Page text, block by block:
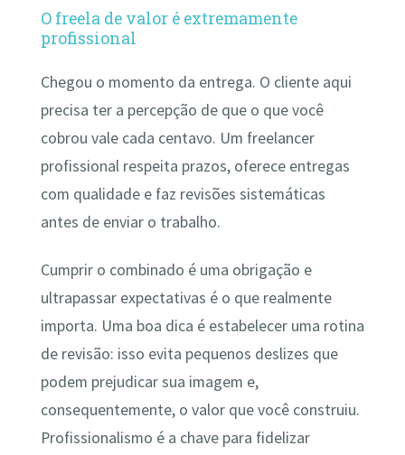
O freela de valor é extremamente
profissional
Chegou o momento da entrega. O cliente aqui
precisa ter a percepção de que o que você
cobrou vale cada centavo. Um freelancer
profissional respeita prazos, oferece entregas
com qualidade e faz revisões sistemáticas
antes de enviar o trabalho.
Cumprir o combinado é uma obrigação e
ultrapassar expectativas é o que realmente
importa. Uma boa dica é estabelecer uma rotina
de revisão: isso evita pequenos deslizes que
podem prejudicar sua imagem e,
consequentemente, o valor que você construiu.
Profissionalismo é a chave para fidelizar